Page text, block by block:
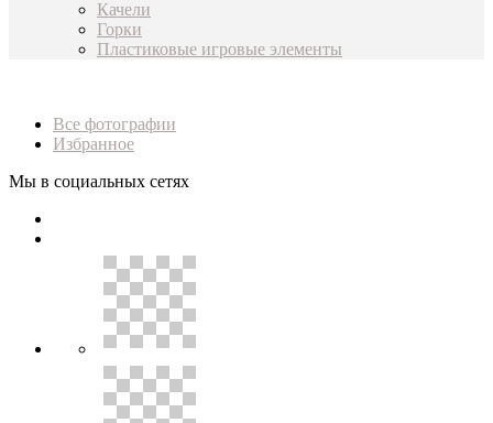
Качели
Горки
Пластиковые игровые элементы
Все фотографии
Избранное
Мы в социальных сетях